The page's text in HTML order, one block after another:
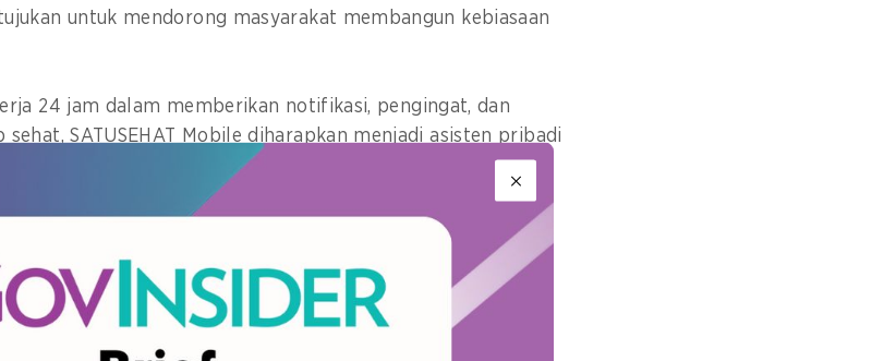
untuk mendorong masyarakat membangun kebiasaan
24 jam dalam memberikan notifikasi, pengingat, dan
SATUSEHAT Mobile diharapkan menjadi asisten pribadi
) bagi para penggunanya,” katanya.
diskusi panel bertajuk “SATUSEHAT Mobile untuk
Festival (HAI-Fest 2025) yang diselenggarakan
di Jakarta.
adalah Kepala Pusat Data dan Teknologi Informasi